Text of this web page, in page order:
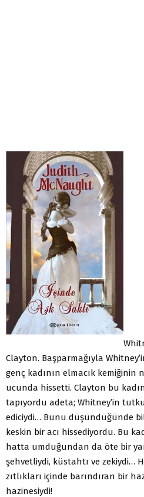
Clayton. Başparmağıyla
genç kadının elmacık kemiğinin
ucunda hissetti. Clayton bu
tapıyordu adeta; Whitney’in
ediciydi… Bunu düşündüğünde
keskin bir acı hissediyordu. Bu
hatta umduğundan da öte bir
şehvetliydi, küstahtı ve zekiydi…
zıtlıkları içinde barındıran bir
hazinesiydi!